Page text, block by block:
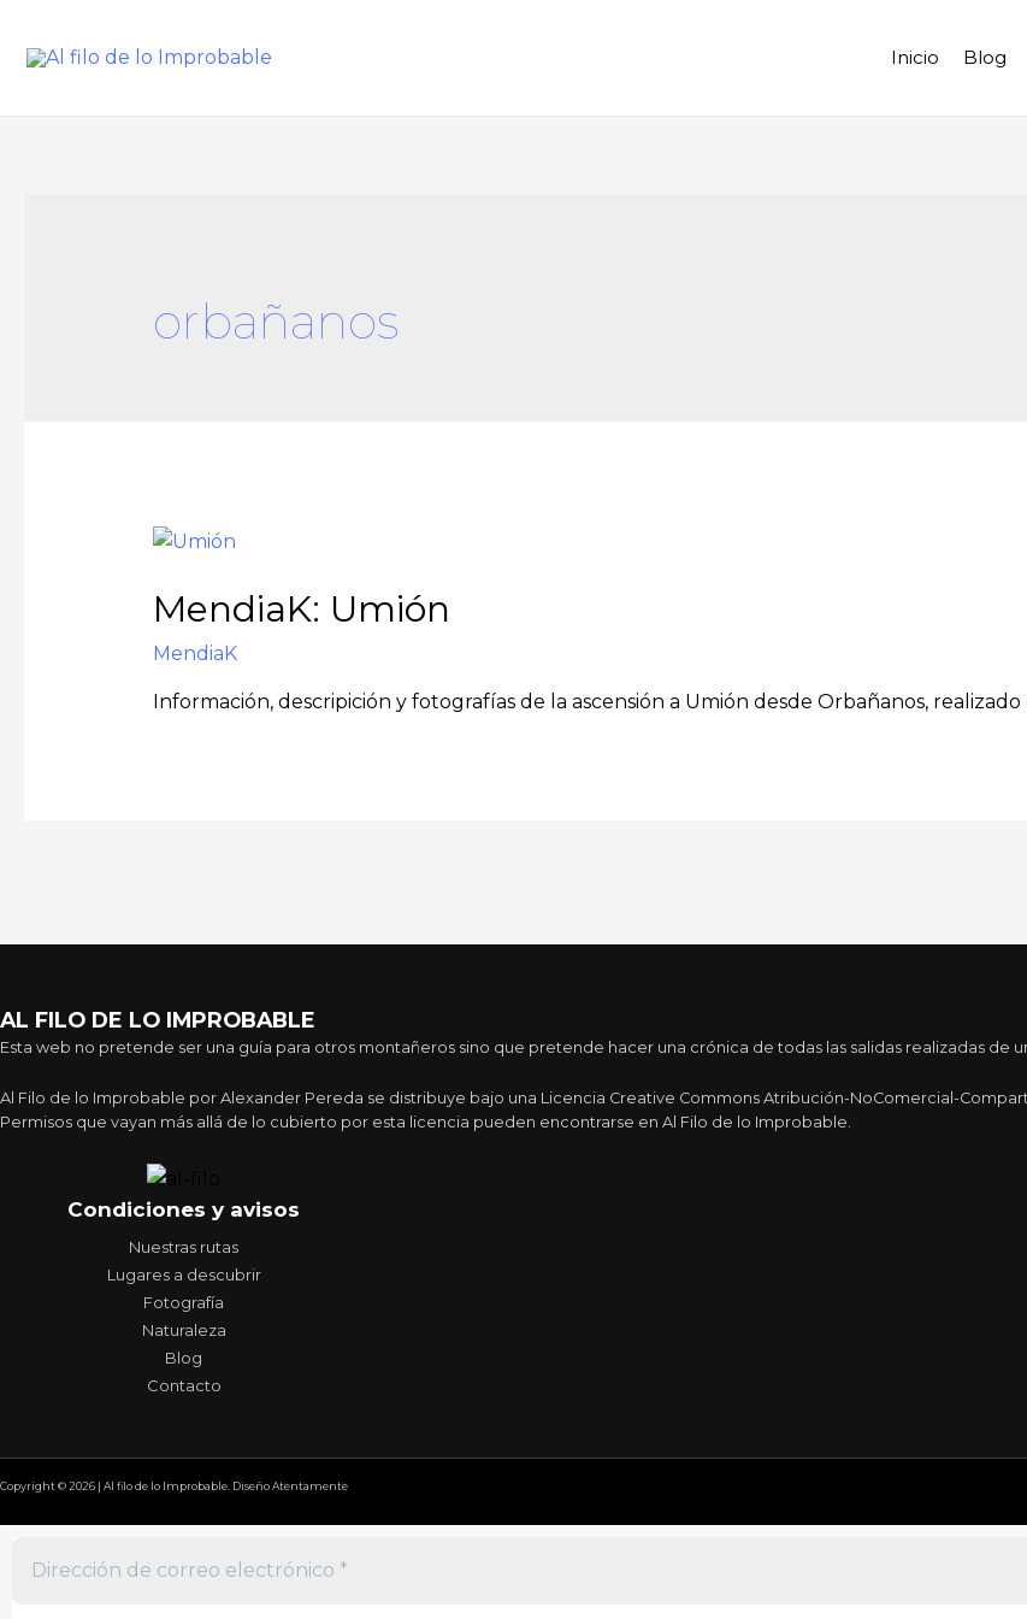
Inicio Blog
orbañanos
MendiaK: Umión
MendiaK
Información, descripición y fotografías de la ascensión a Umión desde Orbañanos,
AL FILO DE LO IMPROBABLE
Esta web no pretende ser una guía para otros montañeros sino que pretende hacer una crónica de todas las salidas realizadas de
Al Filo de lo Improbable por Alexander Pereda se distribuye bajo una Licencia Creative Commons Atribución-NoComercial-
Permisos que vayan más allá de lo cubierto por esta licencia pueden encontrarse en Al Filo de lo Improbable.
Condiciones y avisos
Nuestras rutas
Lugares a descubrir
Fotografía
Naturaleza
Blog
Contacto
Copyright © 2026 | Al filo de lo Improbable. Diseño Atentamente